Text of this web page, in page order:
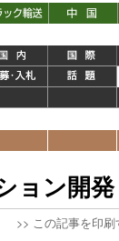
ョン開発
>> この記事を印刷